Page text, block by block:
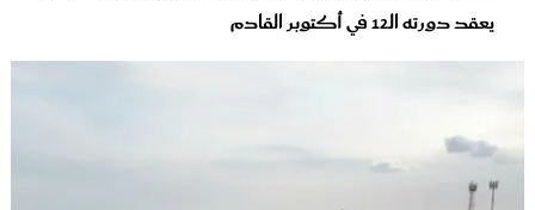
يعقد دورته الـ12 في أكتوبر القادم